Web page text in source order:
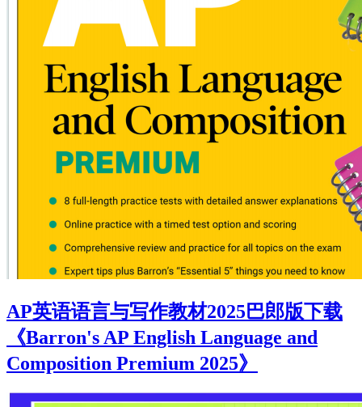
AP英语语言与写作教材2025巴郎版下载
《Barron's AP English Language and
Composition Premium 2025》